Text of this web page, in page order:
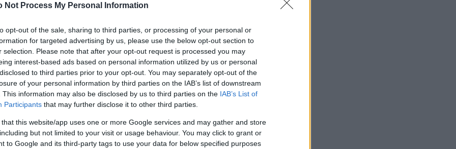
Not Process My Personal Information
opt-out of the sale, sharing to third parties, or processing of your personal or
for targeted advertising by us, please use the below opt-out section to
selection. Please note that after your opt-out request is processed you may
interest-based ads based on personal information utilized by us or personal
to third parties prior to your opt-out. You may separately opt-out of the
of your personal information by third parties on the IAB’s list of downstream
This information may also be disclosed by us to third parties on the IAB’s List of
Participants that may further disclose it to other third parties.
that this website/app uses one or more Google services and may gather and store
but not limited to your visit or usage behaviour. You may click to grant or
to Google and its third-party tags to use your data for below specified purposes
gaidāma arī neliela līdz mērena snigšana,
Pēcpusdienā vējš sāks rimt un nokrišņi